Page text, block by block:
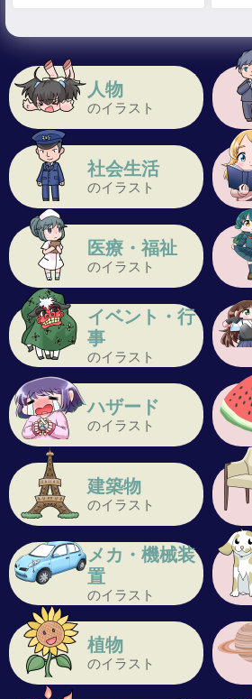
人物
のイラスト
社会生活
のイラスト
医療・福祉
のイラスト
イベント・行
事
のイラスト
ハザード
のイラスト
建築物
のイラスト
メカ・機械装
置
のイラスト
植物
のイラスト